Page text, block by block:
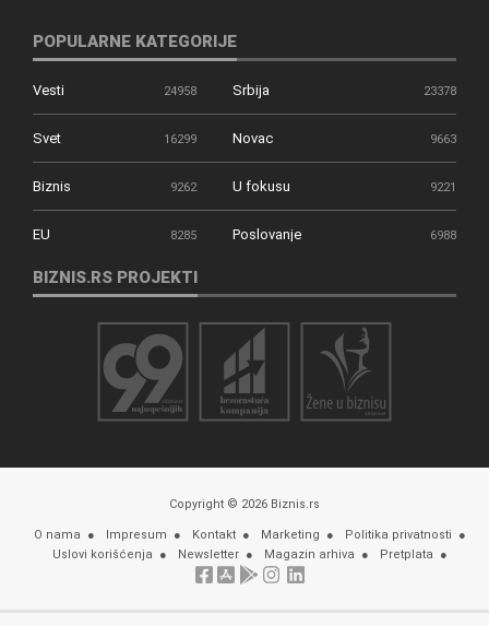
POPULARNE KATEGORIJE
Vesti 24958 Srbija 23378
Svet 16299 Novac 9663
Biznis 9262 U fokusu 9221
EU 8285 Poslovanje 6988
BIZNIS.RS PROJEKTI
Copyright © 2026 Biznis.rs
O nama Impresum Kontakt Marketing
Politika privatnosti
Uslovi korišćenja
Newsletter Magazin arhiva Pretplata